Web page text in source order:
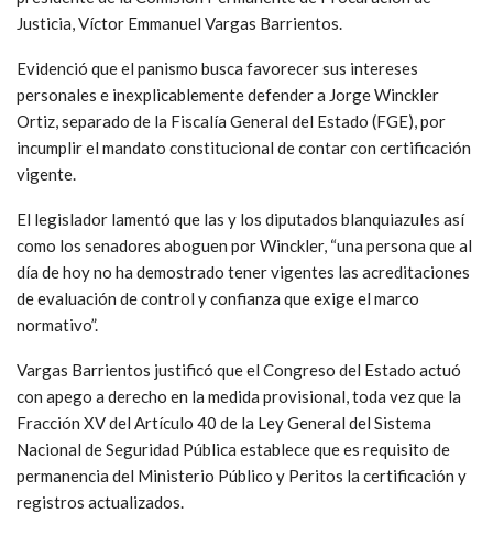
Justicia, Víctor Emmanuel Vargas Barrientos.
Evidenció que el panismo busca favorecer sus intereses
personales e inexplicablemente defender a Jorge Winckler
Ortiz, separado de la Fiscalía General del Estado (FGE), por
incumplir el mandato constitucional de contar con certificación
vigente.
El legislador lamentó que las y los diputados blanquiazules así
como los senadores aboguen por Winckler, “una persona que al
día de hoy no ha demostrado tener vigentes las acreditaciones
de evaluación de control y confianza que exige el marco
normativo”.
Vargas Barrientos justificó que el Congreso del Estado actuó
con apego a derecho en la medida provisional, toda vez que la
Fracción XV del Artículo 40 de la Ley General del Sistema
Nacional de Seguridad Pública establece que es requisito de
permanencia del Ministerio Público y Peritos la certificación y
registros actualizados.